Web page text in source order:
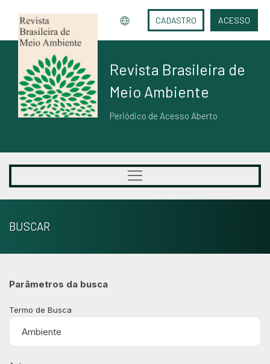
CADASTRO ACESSO
Revista Brasileira de
Meio Ambiente
Periódico de Acesso Aberto
BUSCAR
Parâmetros da busca
Termo de Busca